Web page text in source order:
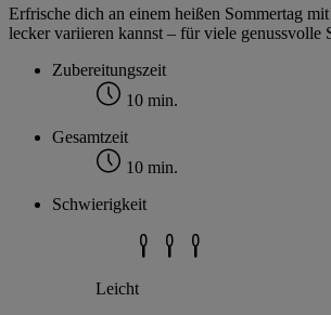
Erfrische dich an einem heißen Sommertag
lecker variieren kannst – für viele genussvolle
Zubereitungszeit
10 min.
Gesamtzeit
10 min.
Schwierigkeit
Leicht